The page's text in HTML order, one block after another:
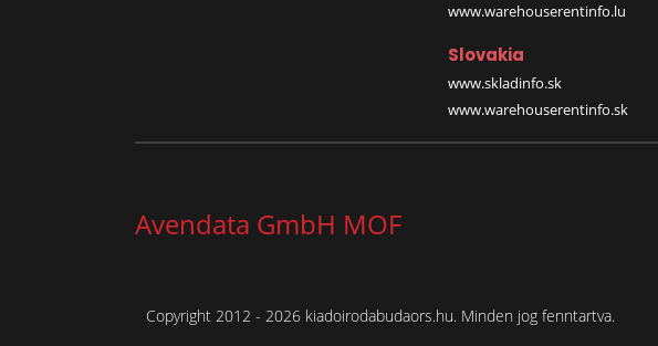
www.warehouserentinfo.lu
Slovakia
www.skladinfo.sk
www.warehouserentinfo.sk
Avendata GmbH MOF
Copyright 2012 - 2026 kiadoirodabudaors.hu. Minden jog fenntartva.